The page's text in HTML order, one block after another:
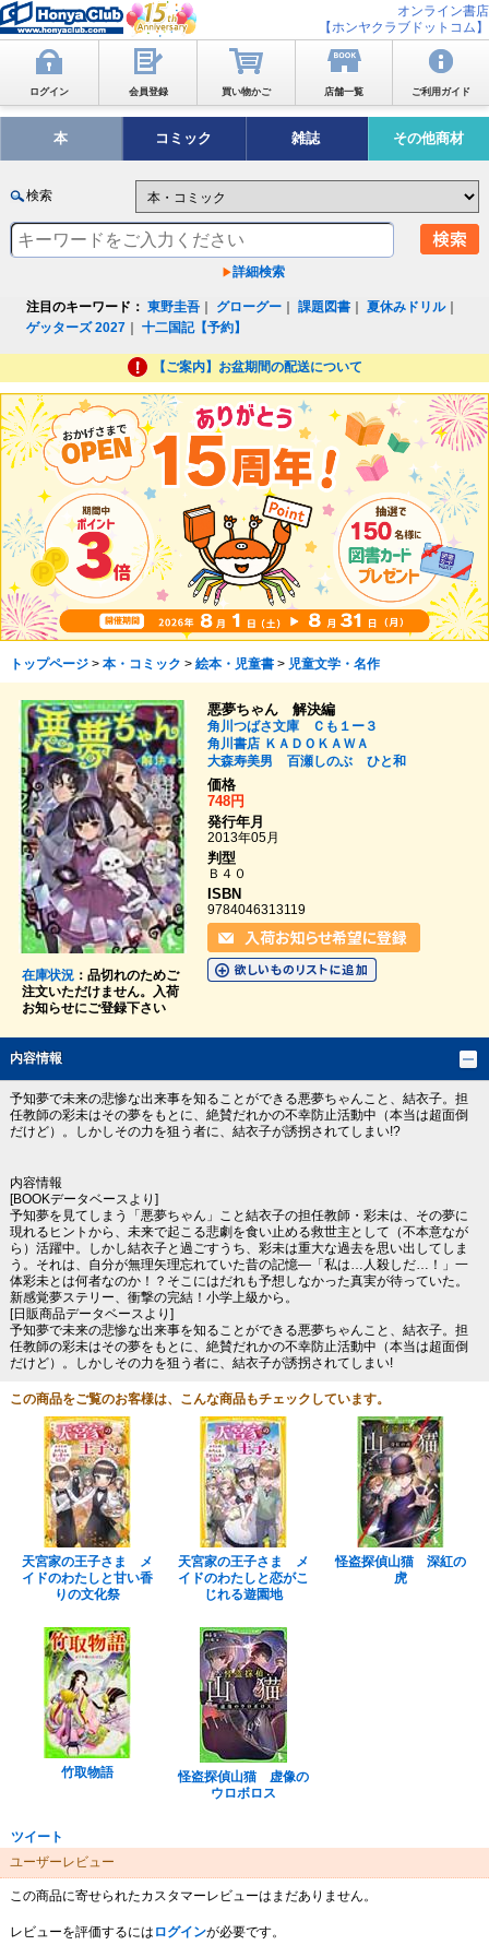
オンライン書店
【ホンヤクラブドットコム】
ログイン 会員登録 買い物かご 店舗一覧 ご利用ガイド
本 コミック 雑誌 その他商材
検索
詳細検索
注目のキーワード： 東野圭吾 グローグー ｜課題図書 ｜夏休みドリル｜
ゲッターズ 2027 ｜十二国記【予約】
【ご案内】お盆期間の配送について
トップページ> 本・コミック > 絵本・児童書> 児童文学・名作
在庫状況：品切れのためご
注文いただけません。入荷
お知らせにご登録下さい
悪夢ちゃん 解決編
角川つばさ文庫 Ｃも１ー３
角川書店 ＫＡＤＯＫＡＷＡ
大森寿美男
百瀬しのぶ
ひと和
価格
748円
発行年月
2013年05月
判型
Ｂ４０
ISBN
9784046313119
内容情報
予知夢で未来の悲惨な出来事を知ることができる悪夢ちゃんこと、結衣子。担
任教師の彩未はその夢をもとに、絶賛だれかの不幸防止活動中（本当は超面倒
だけど）。しかしその力を狙う者に、結衣子が誘拐されてしまい!?
内容情報
[BOOKデータベースより]
予知夢を見てしまう「悪夢ちゃん」こと結衣子の担任教師・彩未は、その夢に
現れるヒントから、未来で起こる悲劇を食い止める救世主として（不本意なが
ら）活躍中。しかし結衣子と過ごすうち、彩未は重大な過去を思い出してしま
う。それは、自分が無理矢理忘れていた昔の記憶―「私は…人殺しだ…！」一
体彩未とは何者なのか！？そこにはだれも予想しなかった真実が待っていた。
新感覚夢ステリー、衝撃の完結！小学上級から。
[日販商品データベースより]
予知夢で未来の悲惨な出来事を知ることができる悪夢ちゃんこと、結衣子。担
任教師の彩未はその夢をもとに、絶賛だれかの不幸防止活動中（本当は超面倒
だけど）。しかしその力を狙う者に、結衣子が誘拐されてしまい!
この商品をご覧のお客様は、こんな商品もチェックしています。
天宮家の王子さま メ
イドのわたしと甘い香
りの文化祭
天宮家の王子さま メ
イドのわたしと恋がこ
じれる遊園地
怪盗探偵山猫 深紅の
虎
竹取物語
怪盗探偵山猫 虚像の
ウロボロス
ツイート
ユーザーレビュー
この商品に寄せられたカスタマーレビューはまだありません。
レビューを評価するには ログインが必要です。